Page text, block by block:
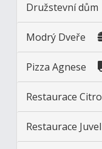
Družstevní dům
Modrý Dveře
Pizza Agnese
Restaurace Citro
Restaurace Juvel